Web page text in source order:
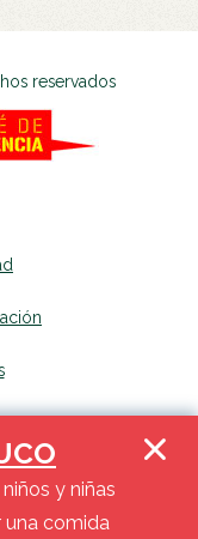
y niñas
una comida
reservados
podrás deducir de la